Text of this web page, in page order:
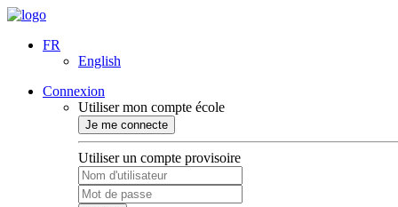
FR
English
Connexion
Utiliser mon compte école
Je me connecte
Utiliser un compte provisoire